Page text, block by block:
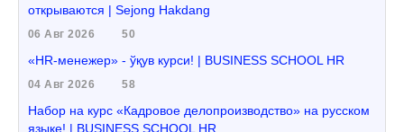
открываются | Sejong Hakdang
06 Авг 2026 50
«HR-менежер» - ўқув курси! | BUSINESS SCHOOL HR
04 Авг 2026 58
Набор на курс «Кадровое делопроизводство» на русском
языке! | BUSINESS SCHOOL HR